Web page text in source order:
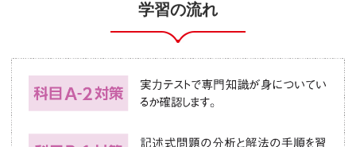
学習の流れ